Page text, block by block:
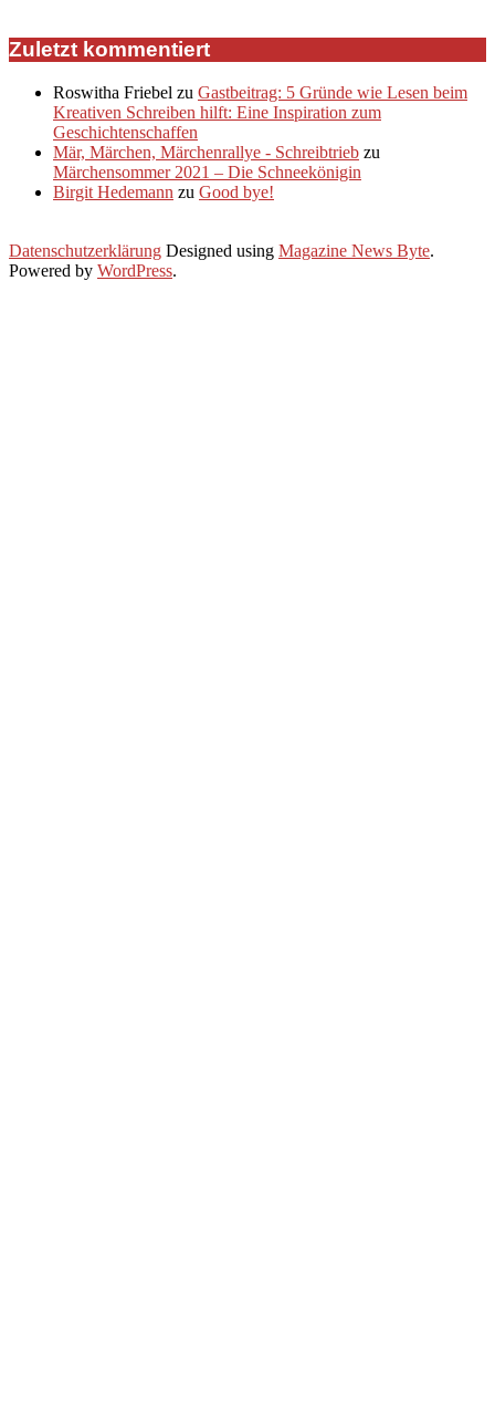
Zuletzt kommentiert
Roswitha Friebel zu Gastbeitrag: 5 Gründe wie Lesen beim
Kreativen Schreiben hilft: Eine Inspiration zum
Geschichtenschaffen
Mär, Märchen, Märchenrallye - Schreibtrieb zu
Märchensommer 2021 – Die Schneekönigin
Birgit Hedemann zu Good bye!
Datenschutzerklärung Designed using Magazine News Byte.
Powered by WordPress.